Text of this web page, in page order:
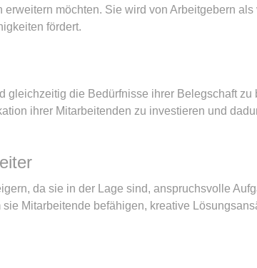
möchten. Sie wird von Arbeitgebern
fördert.
gleichzeitig die Bedürfnisse ihrer Belegschaft zu
ihrer Mitarbeitenden zu investieren und
da sie in der Lage sind, anspruchsvolle
Mitarbeitende befähigen, kreative